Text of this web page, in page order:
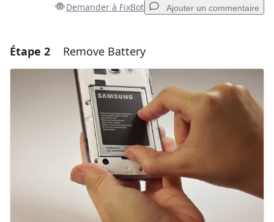
Demander à FixBot Ajouter un commentaire
Ajouter un commentaire
Ajouter un commentaire
Annuler Publier un commentaire
Étape 2 Remove Battery